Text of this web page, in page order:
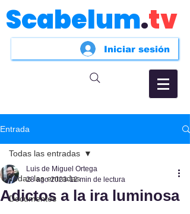
Scabelum.tv
Iniciar sesión
Entrada
Todas las entradas
Documentos
Todas las entradas
Adictos a la ira luminosa
Luis de Miguel Ortega
28 ago 2023 12 min de lectura